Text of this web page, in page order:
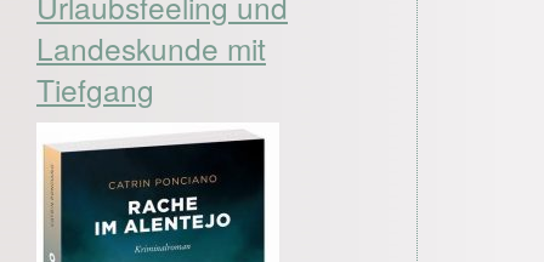
Landeskunde mit
Tiefgang